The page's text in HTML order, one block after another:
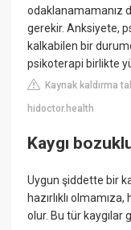
odaklanamamanız
gerekir. Anksiyete,
kalkabilen bir
psikoterapi birlikte
Kaynak kaldırma
hidoctor.health
Kaygı
Uygun şiddette bir
hazırlıklı
olur. Bu tür kaygılar